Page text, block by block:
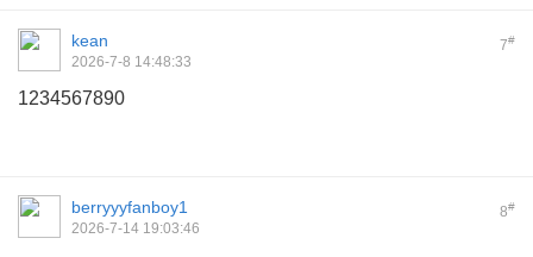
7#
kean
2026-7-8 14:48:33
1234567890
8#
berryyyfanboy1
2026-7-14 19:03:46